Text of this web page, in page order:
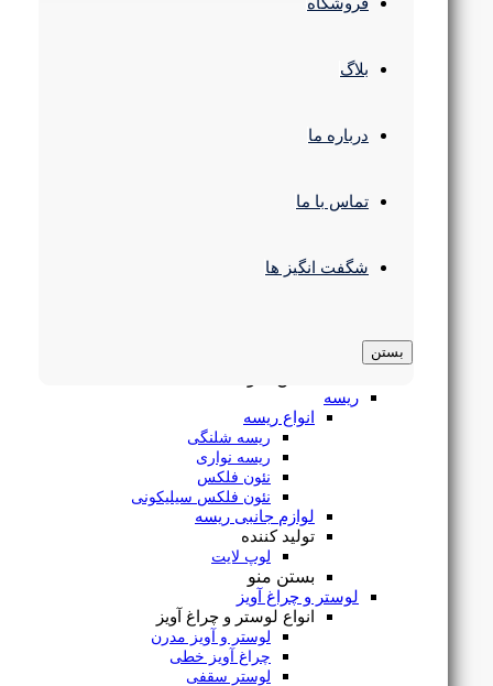
بلاگ
درباره ما
تماس با ما
شگفت انگیز ها
بستن
لوستر و آویز
لوستر سقفی
ریسه
انواع ریسه
ریسه شلنگی
ریسه نواری
نئون فلکس
نئون فلکس سیلیکونی
لوازم جانبی ریسه
تولید کننده
لوپ لایت
بستن منو
لوستر و چراغ آویز
انواع لوستر و چراغ آویز
لوستر و آویز مدرن
چراغ آویز خطی
لوستر سقفی